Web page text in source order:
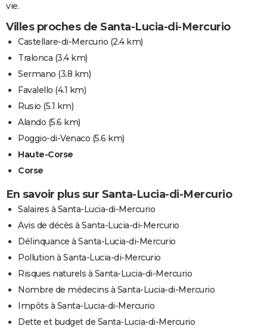
vie.
Villes proches de Santa-Lucia-di-Mercurio
Castellare-di-Mercurio (2.4 km)
Tralonca (3.4 km)
Sermano (3.8 km)
Favalello (4.1 km)
Rusio (5.1 km)
Alando (5.6 km)
Poggio-di-Venaco (5.6 km)
Haute-Corse
Corse
En savoir plus sur Santa-Lucia-di-Mercurio
Salaires à Santa-Lucia-di-Mercurio
Avis de décès à Santa-Lucia-di-Mercurio
Délinquance à Santa-Lucia-di-Mercurio
Pollution à Santa-Lucia-di-Mercurio
Risques naturels à Santa-Lucia-di-Mercurio
Nombre de médecins à Santa-Lucia-di-Mercurio
Impôts à Santa-Lucia-di-Mercurio
Dette et budget de Santa-Lucia-di-Mercurio